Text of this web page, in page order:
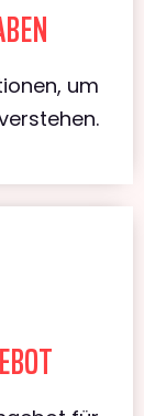
um